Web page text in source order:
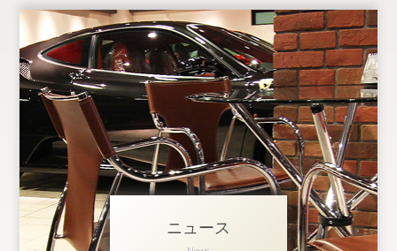
在庫情報
買取査定
全国納車
ニュース
ギャラリー
アクセス ニュース